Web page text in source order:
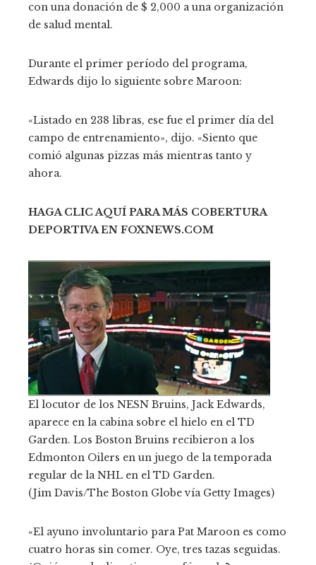
con una donación de $ 2,000 a una organización
de salud mental.
Durante el primer período del programa,
Edwards dijo lo siguiente sobre Maroon:
«Listado en 238 libras, ese fue el primer día del
campo de entrenamiento», dijo. «Siento que
comió algunas pizzas más mientras tanto y
ahora.
HAGA CLIC AQUÍ PARA MÁS COBERTURA
DEPORTIVA EN FOXNEWS.COM
El locutor de los NESN Bruins, Jack Edwards,
aparece en la cabina sobre el hielo en el TD
Garden. Los Boston Bruins recibieron a los
Edmonton Oilers en un juego de la temporada
regular de la NHL en el TD Garden.
(Jim Davis/The Boston Globe vía Getty Images)
«El ayuno involuntario para Pat Maroon es como
cuatro horas sin comer. Oye, tres tazas seguidas.